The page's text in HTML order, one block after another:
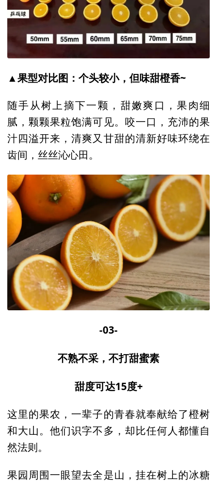
▲果型对比图：个头较小，但味甜橙香~
随手从树上摘下一颗，甜嫩爽口，果肉细
腻，颗颗果粒饱满可见。咬一口，充沛的果
汁四溢开来，清爽又甘甜的清新好味环绕在
齿间，丝丝沁心田。
-03-
不熟不采，不打甜蜜素
甜度可达15度+
这里的果农，一辈子的青春就奉献给了橙树
和大山。他们识字不多，却比任何人都懂自
然法则。
果园周围一眼望去全是山，挂在树上的冰糖